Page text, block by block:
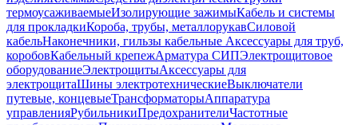
термоусаживаемыеИзолирующие зажимыКабель и системы
для прокладкиКороба, трубы, металлорукавСиловой
кабельНаконечники, гильзы кабельные Аксессуары для труб,
коробовКабельный крепежАрматура СИПЭлектрощитовое
оборудованиеЭлектрощитыАксессуары для
электрощитаШины электротехническиеВыключатели
путевые, концевыеТрансформаторыАппаратура
управленияРубильникиПредохранителиЧастотные